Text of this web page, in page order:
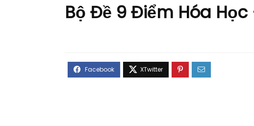
Bộ Đề 9 Điểm Hóa